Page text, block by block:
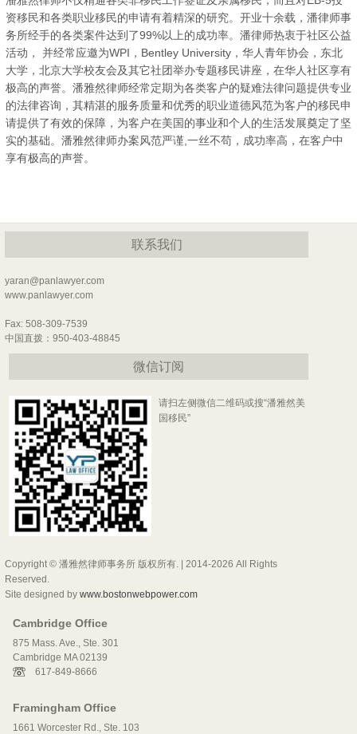
资移民和各类职业移民的申请有着精深的研究。开业十余载，潘律师事
务所经手的各类案件达到了99%以上的成功率。潘律师热衷于社区公益
活动， 并经常应邀为WPI，Bentley University，华人青年协会，东北
大学，北京大学校友会及其它社团举办专题移民讲座，在华人社区享有
极高的声誉。潘雅然律师经常定期为各类客户的疑难法律问题提供专业
的法律咨询，其精湛的服务质量和优秀的职业道德风范为客户的移民申
请提供了有效的保障，为客户在美国的事业和个人的生活发展奠定了坚
实的基础。潘雅然律师办案风范严谨,一丝不苟，成功率高，在客户中
享有极高的声誉。
联系我们
yaran@panlawyer.com
www.panlawyer.com
Fax: 508-309-7539
中国直拨：950-403-48845
微信订阅
请扫左侧微信二维码或搜“潘雅然美
国移民”
Copyright © 潘雅然律师事务所 版权所有. | 2014-2026 All Rights
Reserved.
Site designed by www.bostonwebpower.com
Cambridge Office
875 Mass. Ave., Ste. 301
Cambridge MA 02139
617-849-8666
Framingham Office
1661 Worcester Rd., Ste. 103